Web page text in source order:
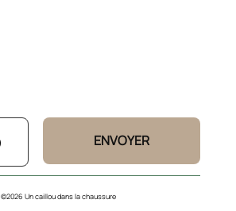
ENVOYER
©2026 Un caillou dans la chaussure